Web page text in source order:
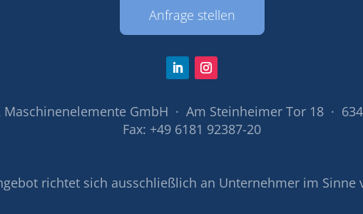
Anfrage stellen
Maschinenelemente GmbH · Am Steinheimer Tor 18 ·
Fax: +49 6181 92387-20
richtet sich ausschließlich an Unternehmer im Sinne